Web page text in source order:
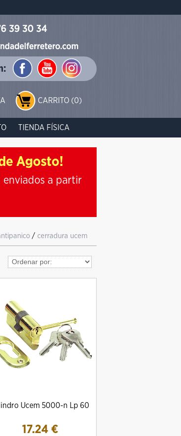
CARRITO (0)
TIENDA FÍSICA
Agosto!
enviados a partir
/ cerradura ucem
Ucem 5000-n Lp 60
17.24 €